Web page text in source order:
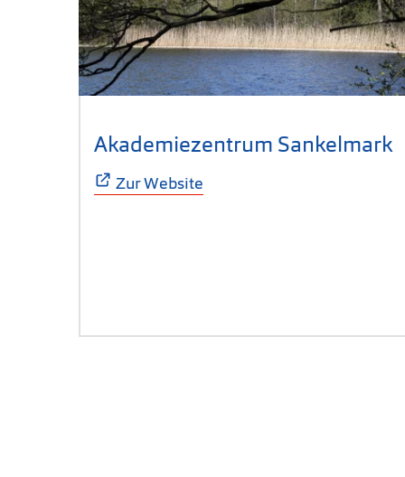
Akademiezentrum Sankelmark
Zur Website